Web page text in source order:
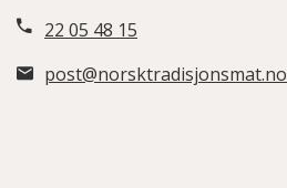
22 05 48 15
post@norsktradisjonsmat.no